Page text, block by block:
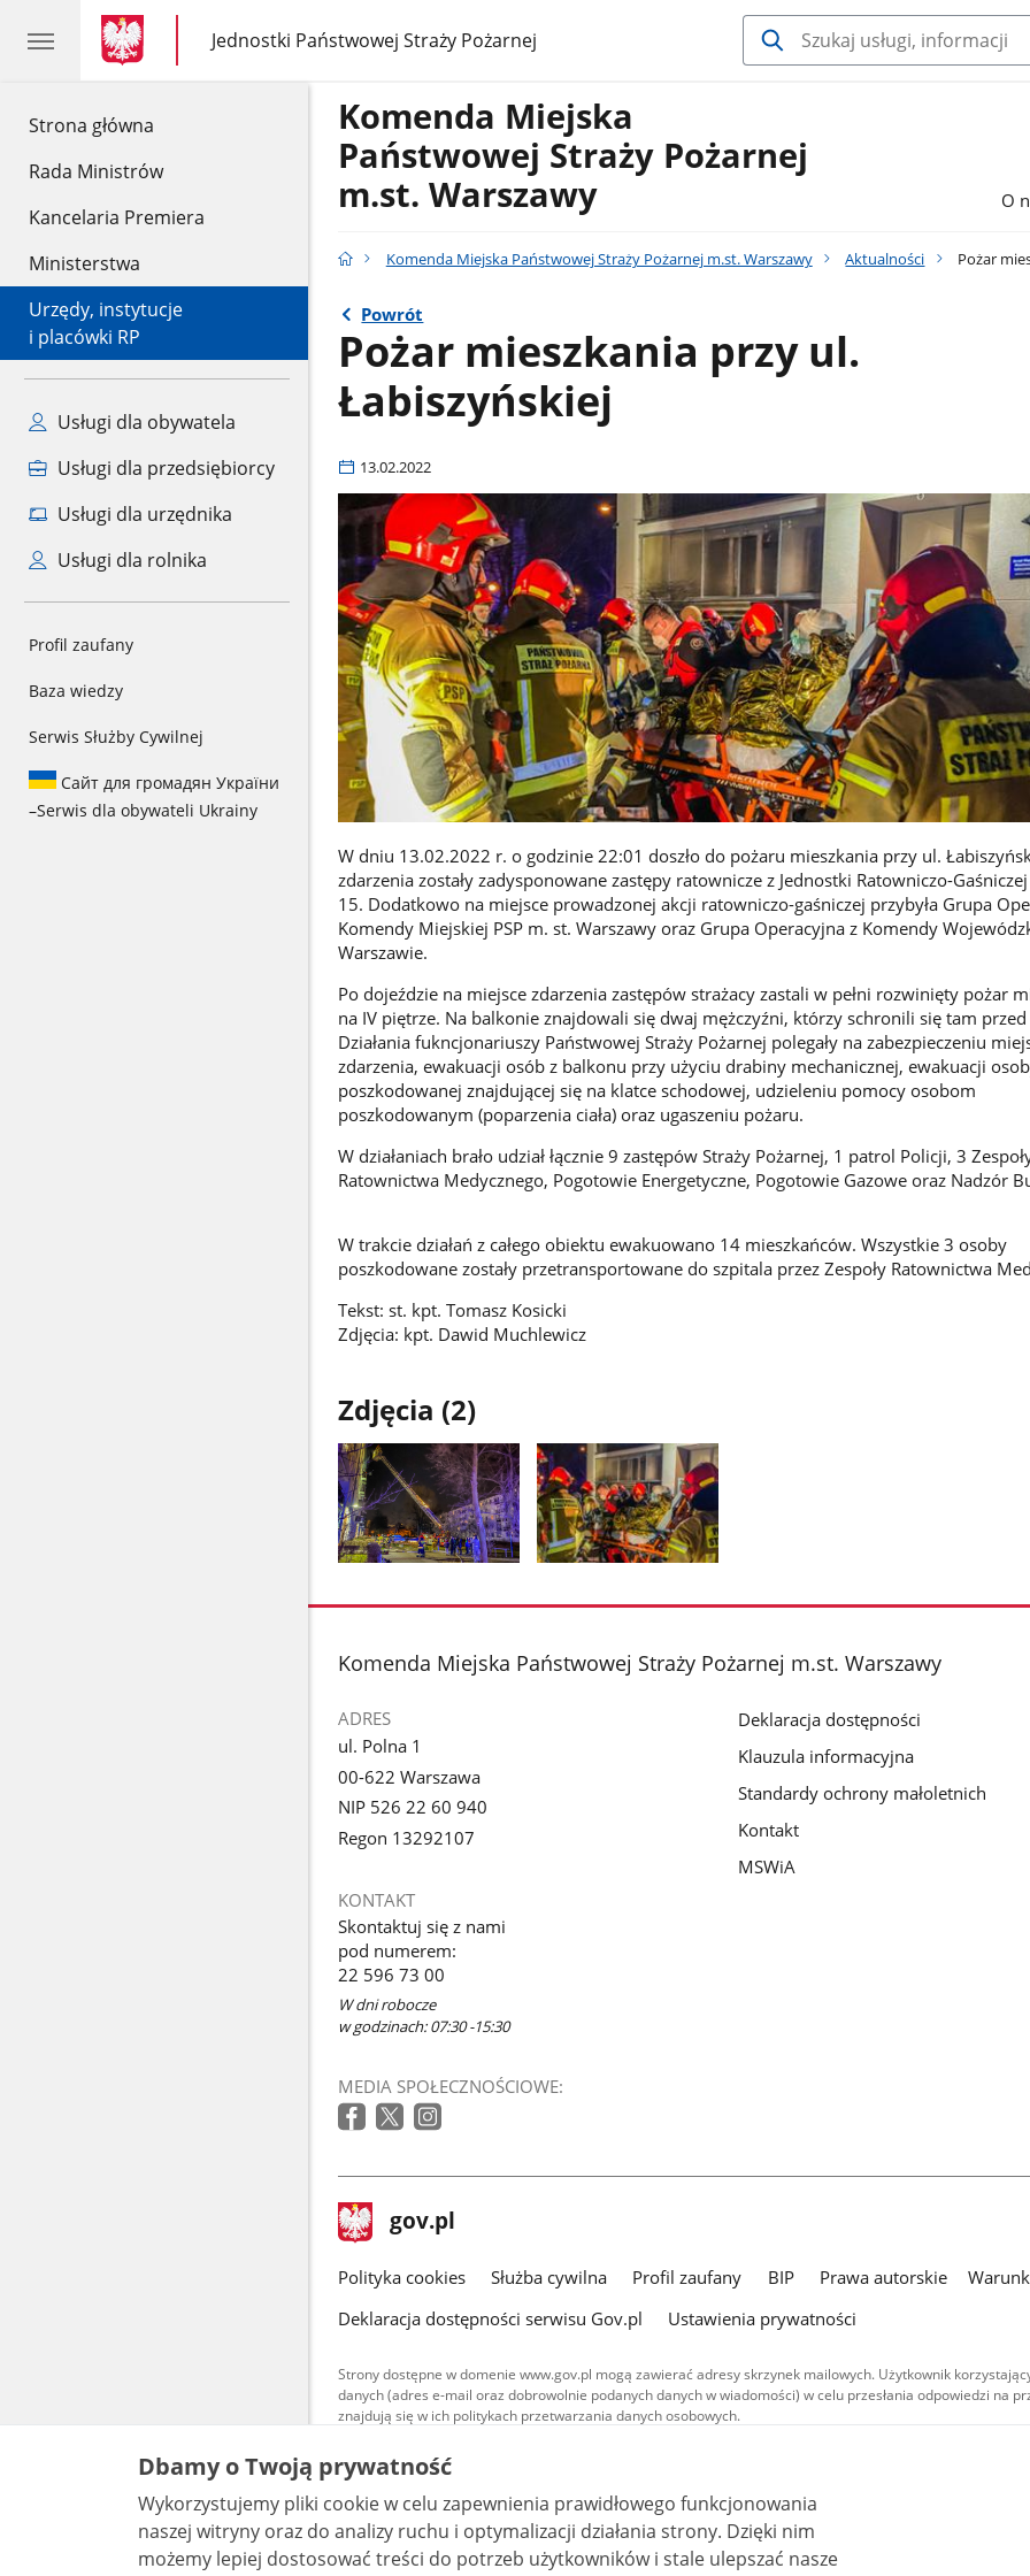
Strona główna
Rada Ministrów
Kancelaria Premiera
Ministerstwa
Urzędy, instytucje
i placówki RP
Usługi dla obywatela
Usługi dla przedsiębiorcy
Usługi dla urzędnika
Usługi dla rolnika
Profil zaufany
Baza wiedzy
Serwis Służby Cywilnej
Сайт для громадян України
–Serwis dla obywateli Ukrainy
gov.pl
gov.pl
Jednostki Państwowej Straży Pożarnej
gov.pl
Jednostki
Państwowej
Komenda Miejska
Państwowej Straży Pożarnej
m.st. Warszawy
O
Komenda Miejska Państwowej Straży Pożarnej m.st. Warszawy Aktualności Pożar
Powrót
Pożar mieszkania przy ul.
Łabiszyńskiej
13.02.2022
W dniu 13.02.2022 r. o godzinie 22:01 doszło do pożaru mieszkania przy ul.
zdarzenia zostały zadysponowane zastępy ratownicze z Jednostki Ratowniczo-
15. Dodatkowo na miejsce prowadzonej akcji ratowniczo-gaśniczej przybyła Grupa
Komendy Miejskiej PSP m. st. Warszawy oraz Grupa Operacyjna z Komendy
Warszawie.
Po dojeździe na miejsce zdarzenia zastępów strażacy zastali w pełni rozwinięty pożar
na IV piętrze. Na balkonie znajdowali się dwaj mężczyźni, którzy schronili się tam
Działania fukncjonariuszy Państwowej Straży Pożarnej polegały na zabezpieczeniu
zdarzenia, ewakuacji osób z balkonu przy użyciu drabiny mechanicznej, ewakuacji
poszkodowanej znajdującej się na klatce schodowej, udzieleniu pomocy osobom
poszkodowanym (poparzenia ciała) oraz ugaszeniu pożaru.
W działaniach brało udział łącznie 9 zastępów Straży Pożarnej, 1 patrol Policji, 3
Ratownictwa Medycznego, Pogotowie Energetyczne, Pogotowie Gazowe oraz Nadzór
W trakcie działań z całego obiektu ewakuowano 14 mieszkańców. Wszystkie 3 osoby
poszkodowane zostały przetransportowane do szpitala przez Zespoły Ratownictwa
Tekst: st. kpt. Tomasz Kosicki
Zdjęcia: kpt. Dawid Muchlewicz
Zdjęcia (2)
galerii.
galerii.
stopka
Komenda Miejska Państwowej Straży Pożarnej m.st. Warszawy
ADRES
ul. Polna 1
00-622 Warszawa
NIP 526 22 60 940
Regon 13292107
KONTAKT
Skontaktuj się z nami
pod numerem:
22 596 73 00
W dni robocze
w godzinach: 07:30 -15:30
MEDIA SPOŁECZNOŚCIOWE:
Deklaracja dostępności
Klauzula informacyjna
Standardy ochrony małoletnich
Kontakt
MSWiA
stopka
gov.pl Strona
gov.pl
gov.pl
Polityka cookies Służba cywilna Profil zaufany BIP Prawa autorskie
Deklaracja dostępności serwisu Gov.pl
Ustawienia prywatności
Strony dostępne w domenie www.gov.pl mogą zawierać adresy skrzynek mailowych. Użytkownik
danych (adres e-mail oraz dobrowolnie podanych danych w wiadomości) w celu przesłania odpowiedzi na
znajdują się w ich politykach przetwarzania danych osobowych.
Treści tekstowe publikowane w serwisie (z wyłączeniem treści audiowizualnych), są
udostępniane na licencji typu Creative Commons: uznanie autorstwa - na tych samych
warunkach 4.0 (CC BY-SA 4.0). Materiały audiowizualne, w tym zdjęcia, materiały audio i wideo,
są udostępniane na licencji typu Creative Commons: uznanie autorstwa użycie niekomercyjne -
bez utworów zależnych 4.0 (CC BY-NC-ND 4.0), o ile nie jest to stwierdzone inaczej.
Dbamy o Twoją prywatność
Wykorzystujemy pliki cookie w celu zapewnienia prawidłowego funkcjonowania
naszej witryny oraz do analizy ruchu i optymalizacji działania strony. Dzięki nim
możemy lepiej dostosować treści do potrzeb użytkowników i stale ulepszać nasze